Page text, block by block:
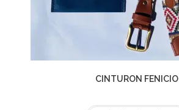
CINTURON FENICIO